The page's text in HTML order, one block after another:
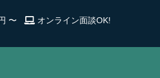
〜 オンライン面談OK!